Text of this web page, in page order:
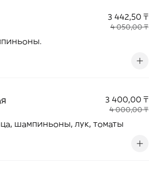
3 442,50 ₸
4 050,00 ₸
3 400,00 ₸
4 000,00 ₸
шампиньоны, лук, томаты